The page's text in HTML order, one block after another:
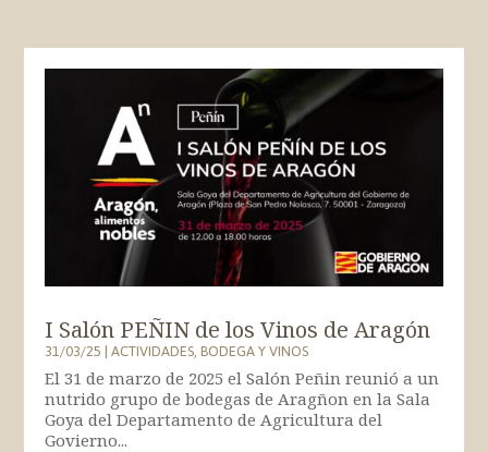
I Salón PEÑIN de los Vinos de Aragón
31/03/25|ACTIVIDADES,BODEGA Y VINOS
El 31 de marzo de 2025 el Salón Peñin reunió a un
nutrido grupo de bodegas de Aragñon en la Sala
Goya del Departamento de Agricultura del
Govierno...